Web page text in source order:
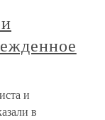
и
в